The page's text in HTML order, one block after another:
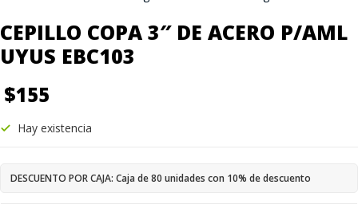
CEPILLO COPA 3″ DE ACERO P/AML
UYUS EBC103
$155
Hay existencia
DESCUENTO POR CAJA: Caja de 80 unidades con 10% de descuento